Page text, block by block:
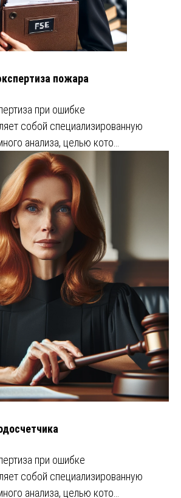
пожара
при ошибке
собой специализированную
анализа, целью кото…
при ошибке
собой специализированную
анализа, целью кото…